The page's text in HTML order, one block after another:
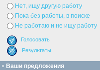
Нет, ищу другую работу
Пока без работы, в поиске
Не работаю и не ищу работу
Ваши предложения